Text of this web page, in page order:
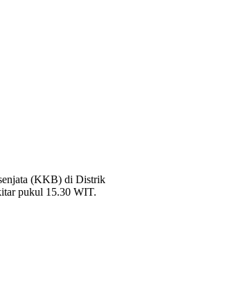
(KKB) di Distrik
pukul 15.30 WIT.